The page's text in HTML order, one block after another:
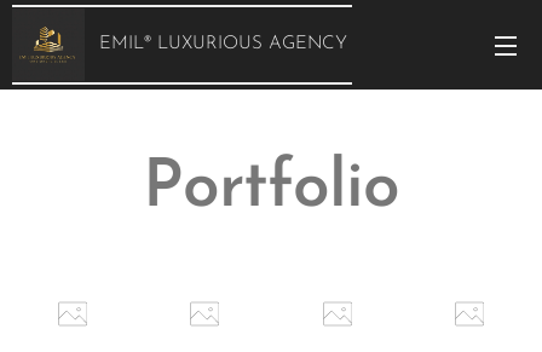
EMIL® LUXURIOUS AGENCY
Portfolio